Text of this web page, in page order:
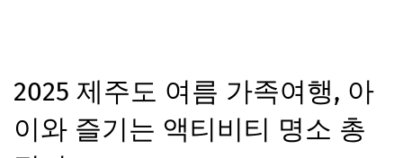
2025 제주도 여름 가족여행, 아
이와 즐기는 액티비티 명소 총